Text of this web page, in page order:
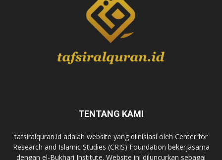
TENTANG KAMI
tafsiralquran.id adalah website yang diinisiasi oleh Center for
Research and Islamic Studies (CRIS) Foundation bekerjasama
dengan el-Bukhari Institute. Website ini diluncurkan sebagai